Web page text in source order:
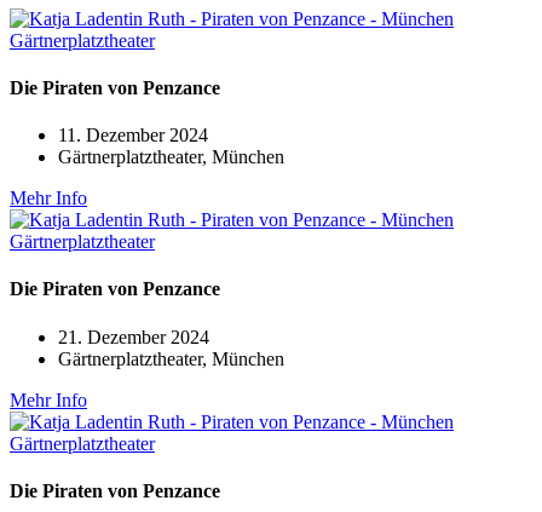
Die Piraten von Penzance
11. Dezember 2024
Gärtnerplatztheater, München
Mehr Info
Die Piraten von Penzance
21. Dezember 2024
Gärtnerplatztheater, München
Mehr Info
Die Piraten von Penzance